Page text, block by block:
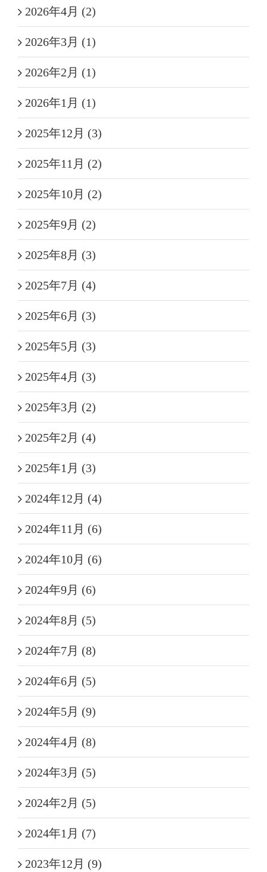
2026年4月 (2)
2026年3月 (1)
2026年2月 (1)
2026年1月 (1)
2025年12月 (3)
2025年11月 (2)
2025年10月 (2)
2025年9月 (2)
2025年8月 (3)
2025年7月 (4)
2025年6月 (3)
2025年5月 (3)
2025年4月 (3)
2025年3月 (2)
2025年2月 (4)
2025年1月 (3)
2024年12月 (4)
2024年11月 (6)
2024年10月 (6)
2024年9月 (6)
2024年8月 (5)
2024年7月 (8)
2024年6月 (5)
2024年5月 (9)
2024年4月 (8)
2024年3月 (5)
2024年2月 (5)
2024年1月 (7)
2023年12月 (9)